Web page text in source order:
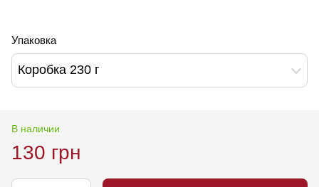
Упаковка
Коробка 230 г
В наличии
130 грн